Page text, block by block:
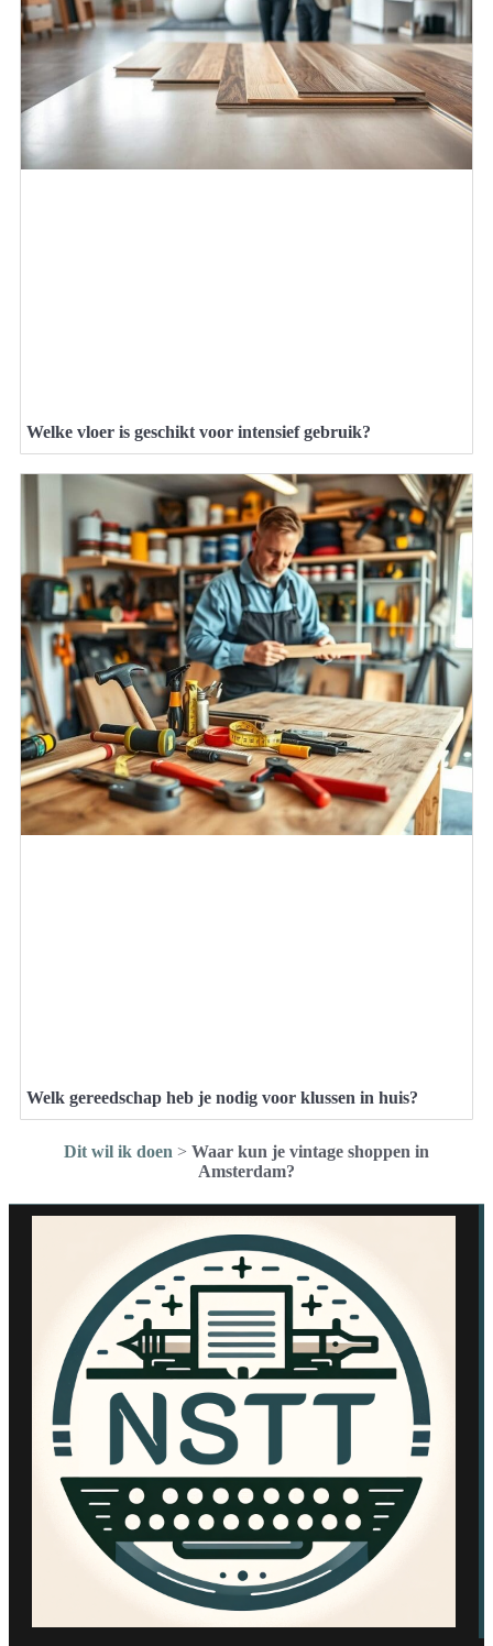
Welke vloer is geschikt voor intensief gebruik?
Welk gereedschap heb je nodig voor klussen in huis?
Dit wil ik doen > Waar kun je vintage shoppen in
Amsterdam?